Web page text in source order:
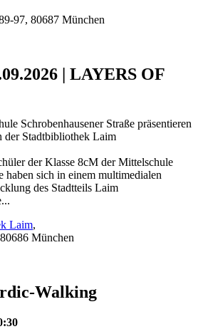
97, 80687 München
| LAYERS OF
Schrobenhausener Straße präsentieren
der Stadtbibliothek Laim
der Klasse 8cM der Mittelschule
haben sich in einem multimedialen
des Stadtteils Laim
Laim,
München
Walking